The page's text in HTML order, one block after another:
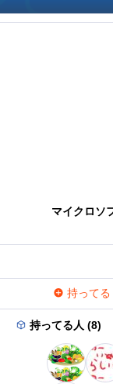
マイクロソ
持ってる
持ってる人 (8)